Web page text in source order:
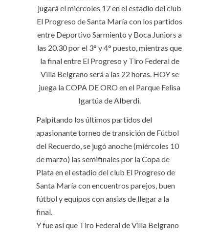
jugará el miércoles 17 en el estadio del club
El Progreso de Santa María con los partidos
entre Deportivo Sarmiento y Boca Juniors a
las 20.30 por el 3° y 4° puesto, mientras que
la final entre El Progreso y Tiro Federal de
Villa Belgrano será a las 22 horas. HOY se
juega la COPA DE ORO en el Parque Felisa
Igartúa de Alberdi.
Palpitando los últimos partidos del
apasionante torneo de transición de Fútbol
del Recuerdo, se jugó anoche (miércoles 10
de marzo) las semifinales por la Copa de
Plata en el estadio del club El Progreso de
Santa María con encuentros parejos, buen
fútbol y equipos con ansias de llegar a la
final.
Y fue así que Tiro Federal de Villa Belgrano